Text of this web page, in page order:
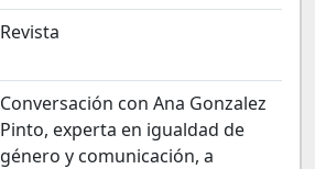
Revista
Conversación con Ana Gonzalez
Pinto, experta en igualdad de
género y comunicación, a